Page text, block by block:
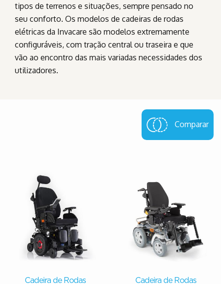
tipos de terrenos e situações, sempre pensado no
seu conforto. Os modelos de cadeiras de rodas
elétricas da Invacare são modelos extremamente
configuráveis, com tração central ou traseira e que
vão ao encontro das mais variadas necessidades dos
utilizadores.
Comparar
Cadeira de Rodas
Cadeira de Rodas